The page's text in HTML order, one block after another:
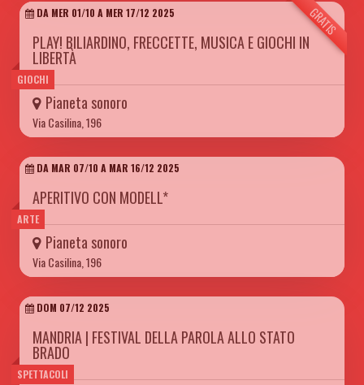
GIOCHI
GRATIS
DA MER 01/10 A MER 17/12 2025
PLAY! BILIARDINO, FRECCETTE, MUSICA E GIOCHI IN
LIBERTÀ
Pianeta sonoro
Via Casilina, 196
ARTE
DA MAR 07/10 A MAR 16/12 2025
APERITIVO CON MODELL*
Pianeta sonoro
Via Casilina, 196
SPETTACOLI
DOM 07/12 2025
MANDRIA | FESTIVAL DELLA PAROLA ALLO STATO
BRADO